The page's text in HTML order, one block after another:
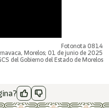
Fotonota 0814
Morelos; 01 de junio de 2025
del Gobierno del Estado de Morelos